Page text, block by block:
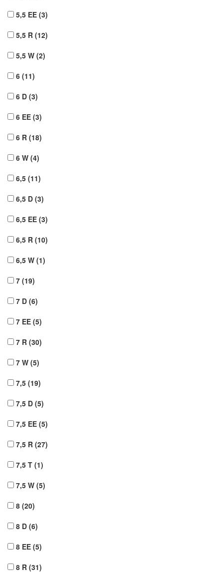
5,5 EE (3)
5,5 R (12)
5,5 W (2)
6 (11)
6 D (3)
6 EE (3)
6 R (18)
6 W (4)
6,5 (11)
6,5 D (3)
6,5 EE (3)
6,5 R (10)
6,5 W (1)
7 (19)
7 D (6)
7 EE (5)
7 R (30)
7 W (5)
7,5 (19)
7,5 D (5)
7,5 EE (5)
7,5 R (27)
7,5 T (1)
7,5 W (5)
8 (20)
8 D (6)
8 EE (5)
8 R (31)